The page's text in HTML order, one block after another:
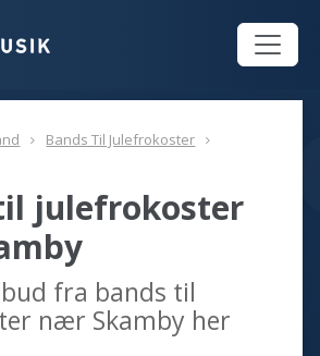
Bands Til Julefrokoster
julefrokoster
fra bands til
nær Skamby her